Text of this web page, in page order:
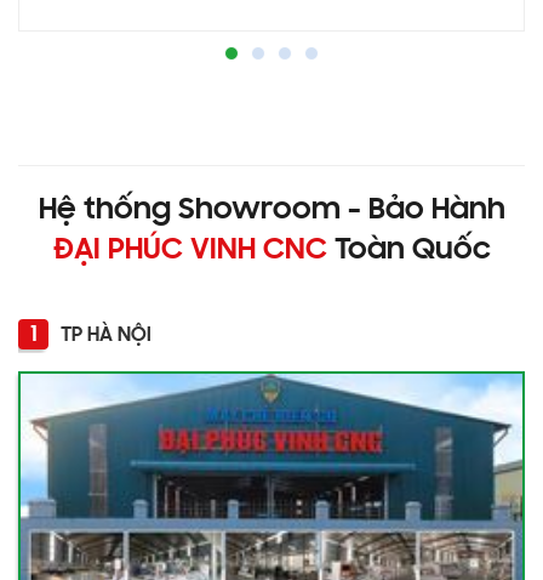
Hệ thống Showroom - Bảo Hành
ĐẠI PHÚC VINH CNCToàn Quốc
1 TP HÀ NỘI